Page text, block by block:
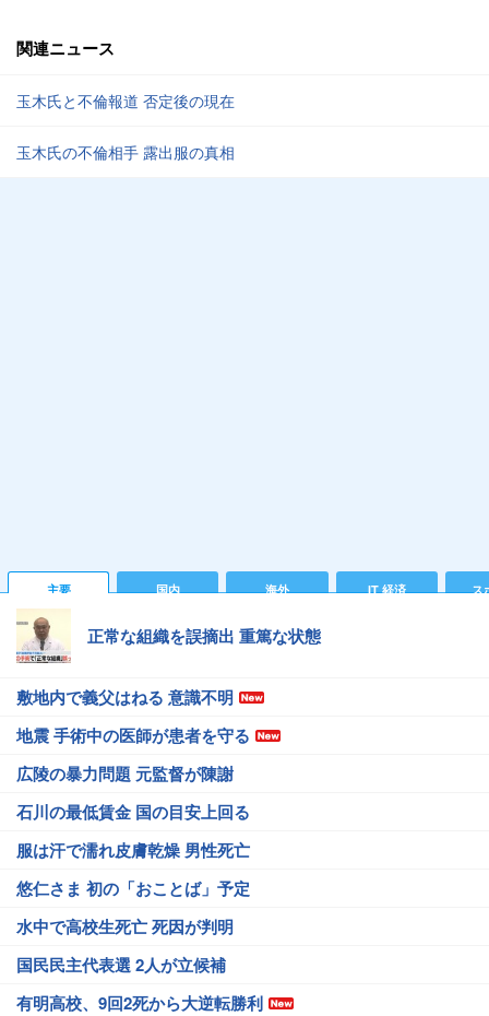
関連ニュース
玉木氏と不倫報道 否定後の現在
玉木氏の不倫相手 露出服の真相
主要 国内 海外 IT 経済 ス
正常な組織を誤摘出 重篤な状態
敷地内で義父はねる 意識不明
地震 手術中の医師が患者を守る
広陵の暴力問題 元監督が陳謝
石川の最低賃金 国の目安上回る
服は汗で濡れ皮膚乾燥 男性死亡
悠仁さま 初の「おことば」予定
水中で高校生死亡 死因が判明
国民民主代表選 2人が立候補
有明高校、9回2死から大逆転勝利